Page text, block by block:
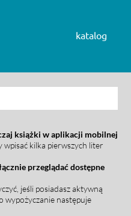
katalog
książki w aplikacji mobilnej
wpisać kilka pierwszych liter
przeglądać dostępne
jeśli posiadasz aktywną
wypożyczanie następuje